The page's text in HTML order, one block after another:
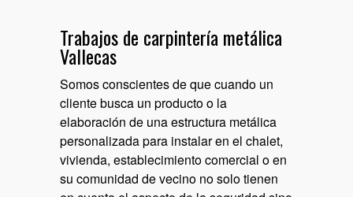
Trabajos de carpintería metálica
Vallecas
Somos conscientes de que cuando un
cliente busca un producto o la
elaboración de una estructura metálica
personalizada para instalar en el chalet,
vivienda, establecimiento comercial o en
su comunidad de vecino no solo tienen